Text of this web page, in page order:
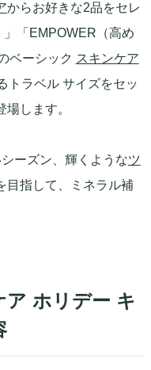
からお好きな2品をセレ
「EMPOWER（高め
ベーシック スキンケア
トラベル サイズをセッ
します。
ーズン、輝くようなツ
目指して、ミネラル補
ア ホリデー キ